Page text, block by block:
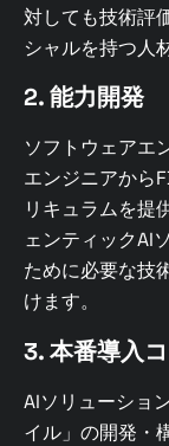
対しても技術評
シャルを持つ人
2. 能力開発
ソフトウェアエ
エンジニアから
リキュラムを提
ェンティックAI
ために必要な技
けます。
3. 本番導入
AIソリューショ
イル」の開発・